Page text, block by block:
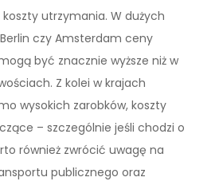
utrzymania. W dużych
czy Amsterdam ceny
być znacznie wyższe niż w
Z kolei w krajach
wysokich zarobków, koszty
– szczególnie jeśli chodzi o
również zwrócić uwagę na
publicznego oraz